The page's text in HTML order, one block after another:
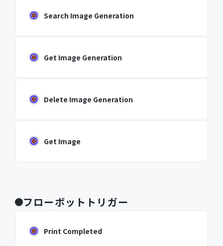
Search Image Generation
Get Image Generation
Delete Image Generation
Get Image
フローボットトリガー
Print Completed